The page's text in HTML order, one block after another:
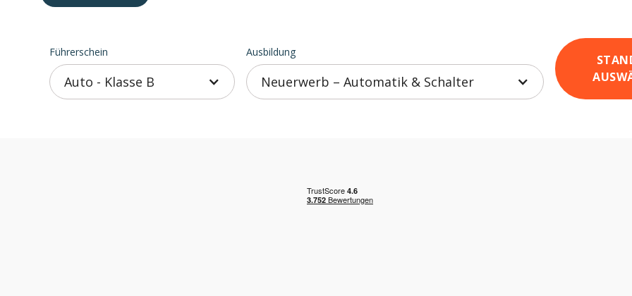
Führerschein
Auto - Klasse B
Ausbildung
Neuerwerb – Automatik & Schalter